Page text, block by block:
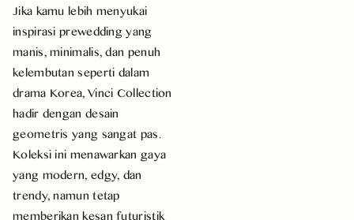
Jika kamu lebih menyukai
inspirasi prewedding yang
manis, minimalis, dan penuh
kelembutan seperti dalam
drama Korea, Vinci Collection
hadir dengan desain
geometris yang sangat pas.
Koleksi ini menawarkan gaya
yang modern, edgy, dan
trendy, namun tetap
memberikan kesan futuristik